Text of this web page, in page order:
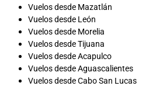
Vuelos desde Mazatlán
Vuelos desde León
Vuelos desde Morelia
Vuelos desde Tijuana
Vuelos desde Acapulco
Vuelos desde Aguascalientes
Vuelos desde Cabo San Lucas